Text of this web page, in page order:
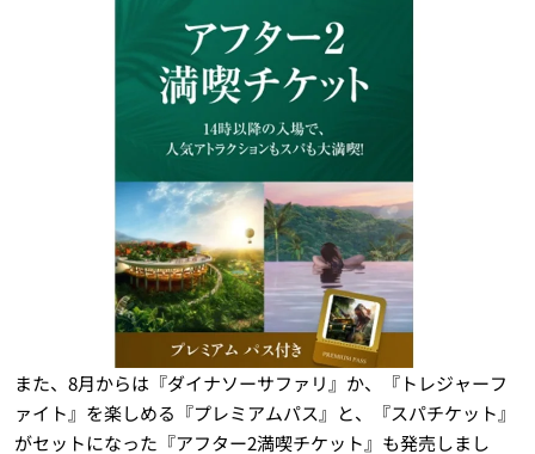
また、8月からは『ダイナソーサファリ』か、『トレジャーフ
ァイト』を楽しめる『プレミアムパス』と、『スパチケット』
がセットになった『アフター2満喫チケット』も発売しまし